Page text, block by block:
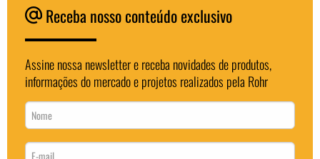
Receba nosso conteúdo exclusivo
Assine nossa newsletter e receba novidades de produtos,
informações do mercado e projetos realizados pela Rohr